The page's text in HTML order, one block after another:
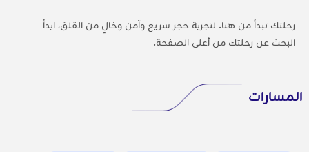
رحلتك تبدأ من هنا. لتجربة حجز سريع وآمن وخالٍ من القلق، ابدأ
البحث عن رحلتك من أعلى الصفحة.
المسارات